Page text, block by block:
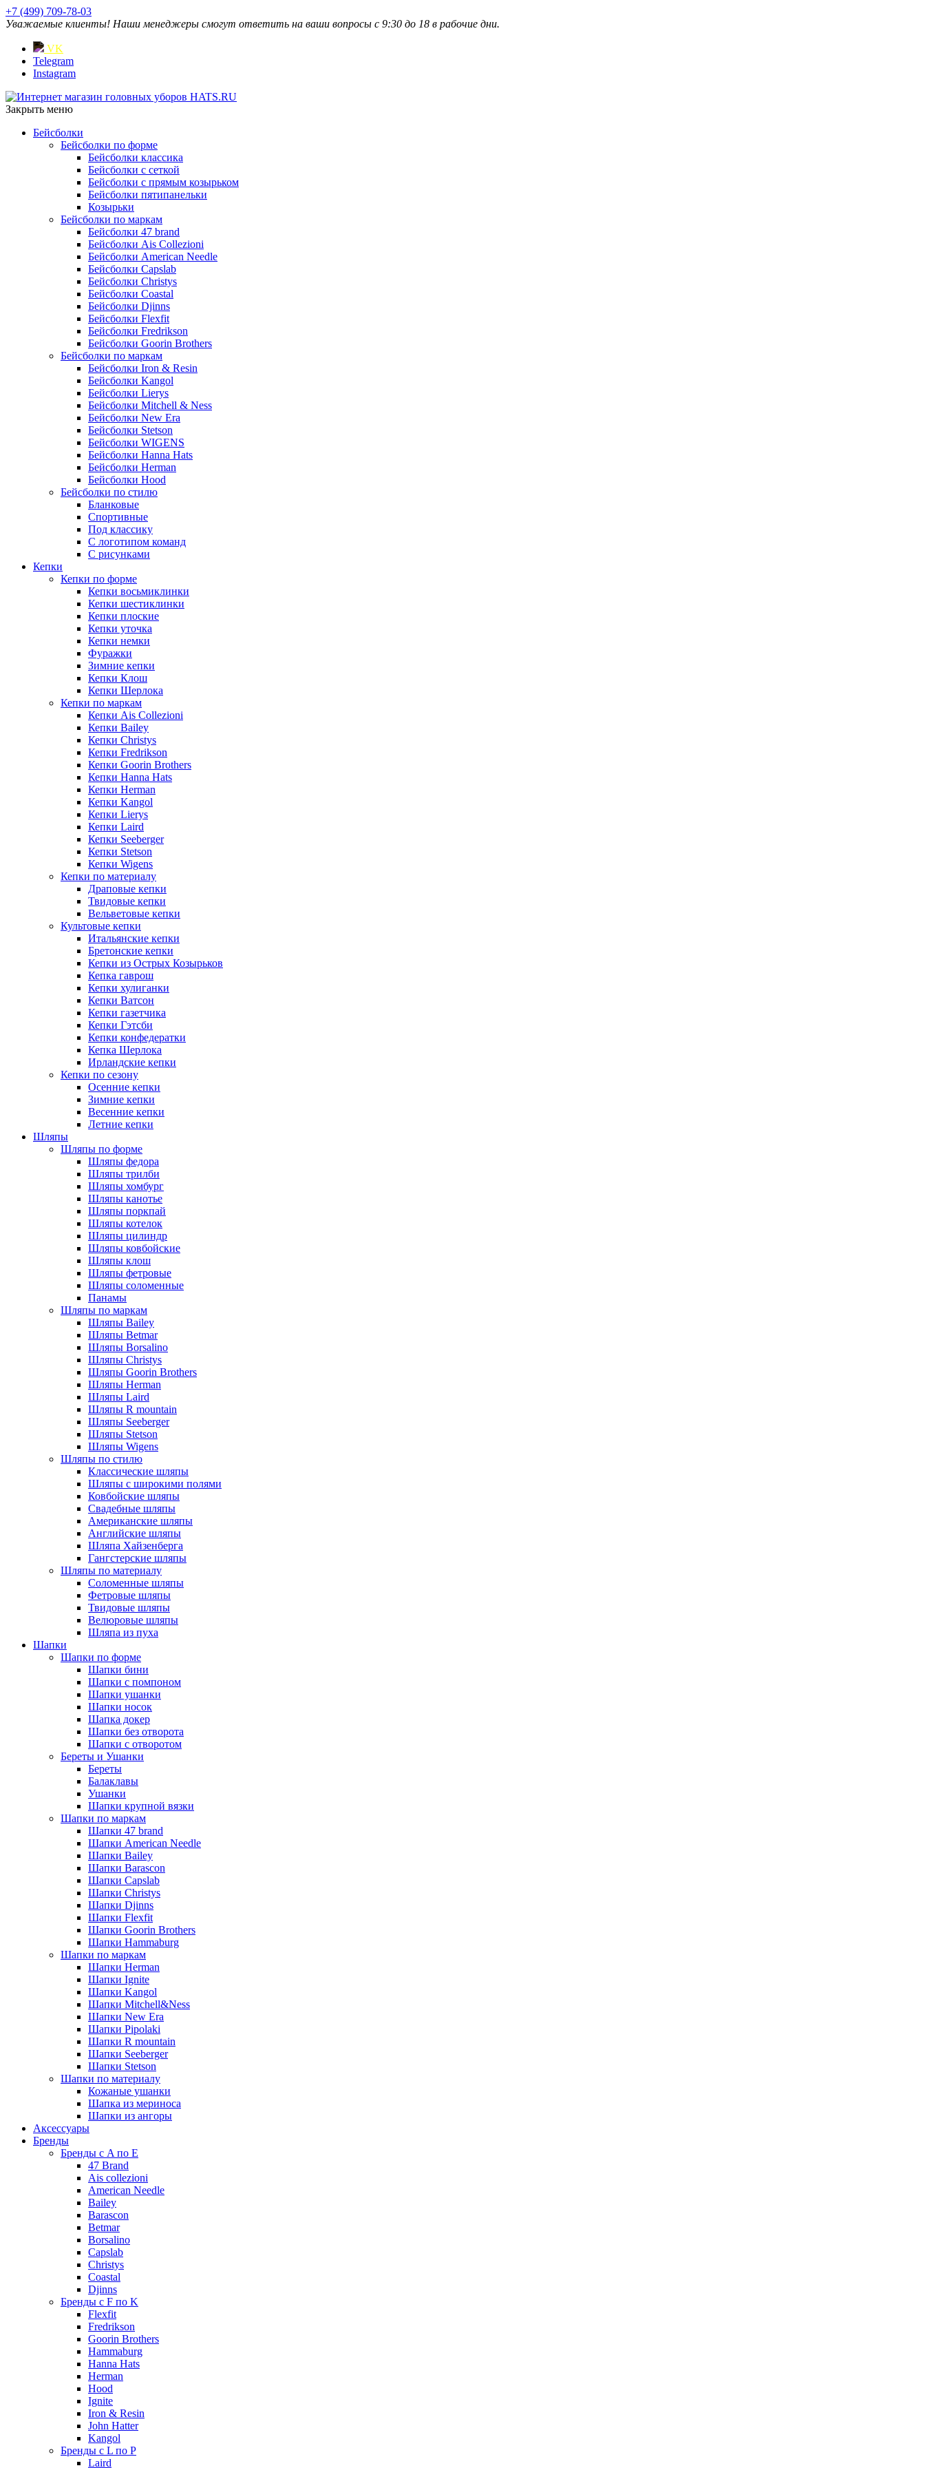
+7 (499) 709-78-03
Уважаемые клиенты! Наши менеджеры смогут ответить на ваши вопросы с 9:30 до 18 в рабочие дни.
VK
Telegram
Instagram
Закрыть меню
Бейсболки
Бейсболки по форме
Бейсболки классика
Бейсболки с сеткой
Бейсболки с прямым козырьком
Бейсболки пятипанельки
Козырьки
Бейсболки по маркам
Бейсболки 47 brand
Бейсболки Ais Collezioni
Бейсболки American Needle
Бейсболки Capslab
Бейсболки Christys
Бейсболки Coastal
Бейсболки Djinns
Бейсболки Flexfit
Бейсболки Fredrikson
Бейсболки Goorin Brothers
Бейсболки по маркам
Бейсболки Iron & Resin
Бейсболки Kangol
Бейсболки Lierys
Бейсболки Mitchell & Ness
Бейсболки New Era
Бейсболки Stetson
Бейсболки WIGENS
Бейсболки Hanna Hats
Бейсболки Herman
Бейсболки Hood
Бейсболки по стилю
Бланковые
Спортивные
Под классику
С логотипом команд
С рисунками
Кепки
Кепки по форме
Кепки восьмиклинки
Кепки шестиклинки
Кепки плоские
Кепки уточка
Кепки немки
Фуражки
Зимние кепки
Кепки Клош
Кепки Шерлока
Кепки по маркам
Кепки Ais Collezioni
Кепки Bailey
Кепки Christys
Кепки Fredrikson
Кепки Goorin Brothers
Кепки Hanna Hats
Кепки Herman
Кепки Kangol
Кепки Lierys
Кепки Laird
Кепки Seeberger
Кепки Stetson
Кепки Wigens
Кепки по материалу
Драповые кепки
Твидовые кепки
Вельветовые кепки
Культовые кепки
Итальянские кепки
Бретонские кепки
Кепки из Острых Козырьков
Кепка гаврош
Кепки хулиганки
Кепки Ватсон
Кепки газетчика
Кепки Гэтсби
Кепки конфедератки
Кепка Шерлока
Ирландские кепки
Кепки по сезону
Осенние кепки
Зимние кепки
Весенние кепки
Летние кепки
Шляпы
Шляпы по форме
Шляпы федора
Шляпы трилби
Шляпы хомбург
Шляпы канотье
Шляпы поркпай
Шляпы котелок
Шляпы цилиндр
Шляпы ковбойские
Шляпы клош
Шляпы фетровые
Шляпы соломенные
Панамы
Шляпы по маркам
Шляпы Bailey
Шляпы Betmar
Шляпы Borsalino
Шляпы Christys
Шляпы Goorin Brothers
Шляпы Herman
Шляпы Laird
Шляпы R mountain
Шляпы Seeberger
Шляпы Stetson
Шляпы Wigens
Шляпы по стилю
Классические шляпы
Шляпы с широкими полями
Ковбойские шляпы
Свадебные шляпы
Американские шляпы
Английские шляпы
Шляпа Хайзенберга
Гангстерские шляпы
Шляпы по материалу
Соломенные шляпы
Фетровые шляпы
Твидовые шляпы
Велюровые шляпы
Шляпа из пуха
Шапки
Шапки по форме
Шапки бини
Шапки с помпоном
Шапки ушанки
Шапки носок
Шапка докер
Шапки без отворота
Шапки с отворотом
Береты и Ушанки
Береты
Балаклавы
Ушанки
Шапки крупной вязки
Шапки по маркам
Шапки 47 brand
Шапки American Needle
Шапки Bailey
Шапки Barascon
Шапки Capslab
Шапки Christys
Шапки Djinns
Шапки Flexfit
Шапки Goorin Brothers
Шапки Hammaburg
Шапки по маркам
Шапки Herman
Шапки Ignite
Шапки Kangol
Шапки Mitchell&Ness
Шапки New Era
Шапки Pipolaki
Шапки R mountain
Шапки Seeberger
Шапки Stetson
Шапки по материалу
Кожаные ушанки
Шапка из мериноса
Шапки из ангоры
Аксессуары
Бренды
Бренды с A по E
47 Brand
Ais collezioni
American Needle
Bailey
Barascon
Betmar
Borsalino
Capslab
Christys
Coastal
Djinns
Бренды с F по K
Flexfit
Fredrikson
Goorin Brothers
Hammaburg
Hanna Hats
Herman
Hood
Ignite
Iron & Resin
John Hatter
Kangol
Бренды с L по P
Laird